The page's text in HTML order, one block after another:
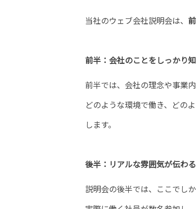
当社のウェブ会社説明会は、
前半：会社のことをしっかり
前半では、会社の理念や事業
どのような環境で働き、どの
します。
後半：リアルな雰囲気が伝わる
説明会の後半では、ここでし